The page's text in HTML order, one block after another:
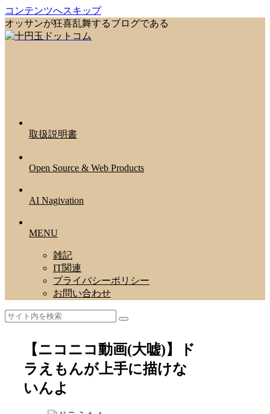
コンテンツへスキップ
オッサンが狂喜乱舞するブログである
取扱説明書
Open Source & Web Products
AI Nagivation
MENU
雑記
IT関連
プライバシーポリシー
お問い合わせ
【ニコニコ動画(大嘘)】ド
ラえもんが上手に描けな
いんよ